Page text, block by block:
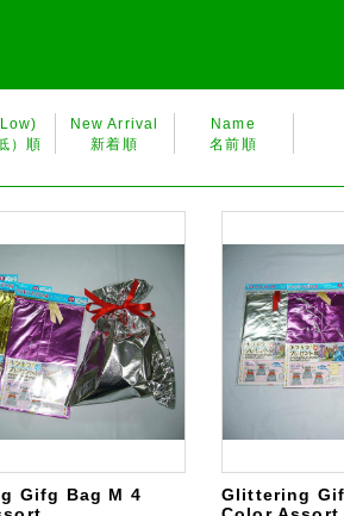
）順
New Arrival
新着順
Name
名前順
Gifg Bag M 4
Glittering